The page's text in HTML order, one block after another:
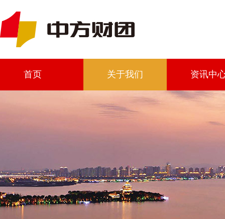
首页 关于我们 资讯中